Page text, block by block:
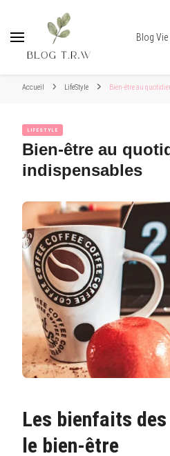
Blog
Accueil LifeStyle Bien-être au
LIFESTYLE
Bien-être au
indispensables
Les bienfaits
le bien-être